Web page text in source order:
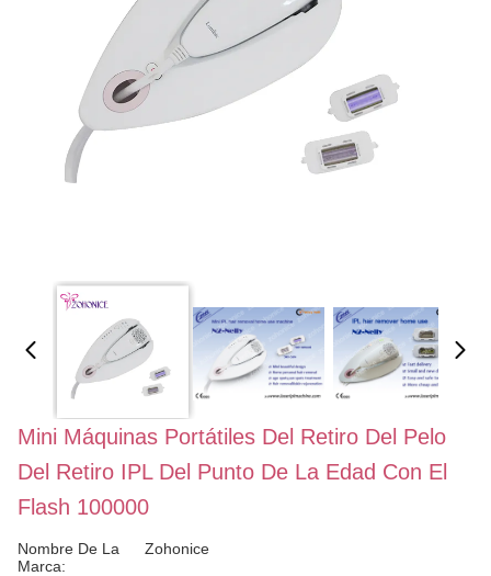
Mini Máquinas Portátiles Del Retiro Del Pelo
Del Retiro IPL Del Punto De La Edad Con El
Flash 100000
Nombre De La
Marca:
Zohonice